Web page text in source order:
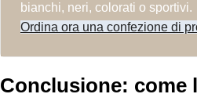
bianchi, neri, colorati o sportivi.
Ordina ora una confezione di
Conclusione: come